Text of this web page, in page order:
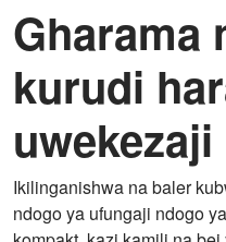
Gharama
kurudi
uwekezaji
Ikilinganishwa na baler
ndogo ya ufungaji ndogo